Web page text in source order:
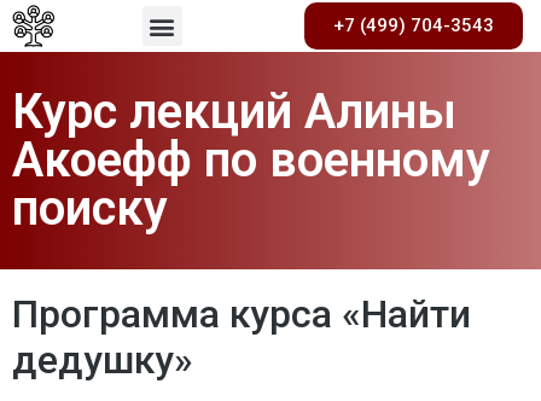
+7 (499) 704-3543
Курс лекций Алины
Акоефф по военному
поиску
Программа курса «Найти
дедушку»